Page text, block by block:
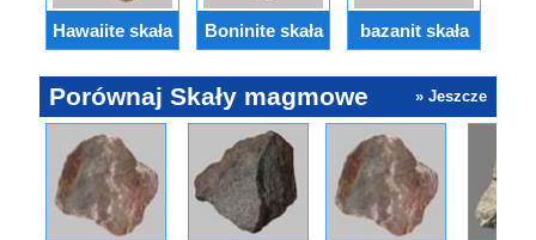
Hawaiite skała Boninite skała bazanit skała
Porównaj Skały magmowe » Jeszcze